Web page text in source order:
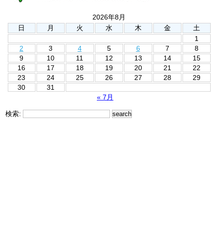
2026年8月
日
月 火 水 木 金
土
1
2
3 4 5 6 7
8
9
10 11 12 13 14
15
16
17 18 19 20 21
22
23
24 25 26 27 28
29
30
31
« 7月
検索: